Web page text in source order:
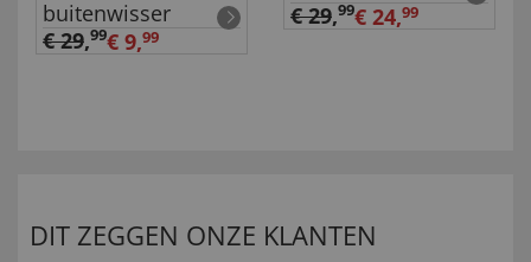
buitenwisser
€ 29,99€ 9,99
€ 29,99€ 24,99
DIT ZEGGEN ONZE KLANTEN